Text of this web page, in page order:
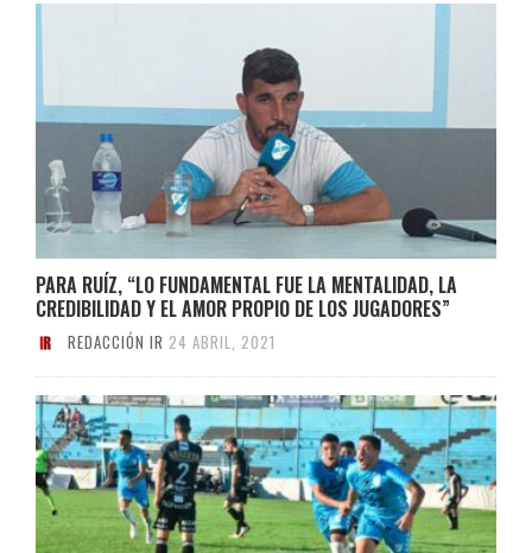
PARA RUÍZ, “LO FUNDAMENTAL FUE LA MENTALIDAD, LA
CREDIBILIDAD Y EL AMOR PROPIO DE LOS JUGADORES”
REDACCIÓN IR 24 ABRIL, 2021